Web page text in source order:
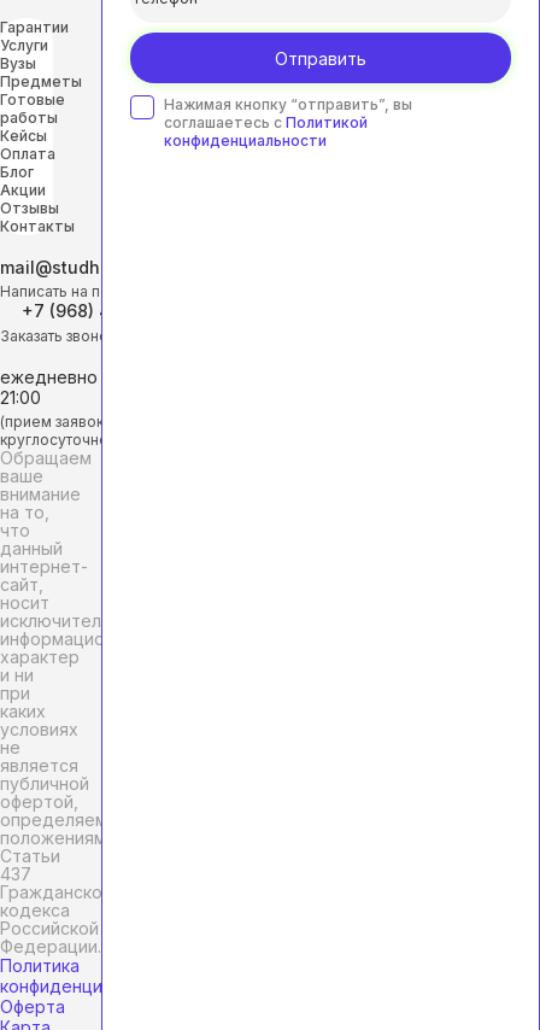
Гарантии
Услуги
Вузы
Предметы
Готовые
работы
Кейсы
Оплата
Блог
Акции
Отзывы
Контакты
mail@studhelp-online.ru
Написать на почту
+7 (968) 453-29-88
Заказать звонок
ежедневно с 9:00 до
21:00
(прием заявок
круглосуточно)
Обращаем
ваше
внимание
на то,
что
данный
интернет-
сайт,
носит
исключительно
информационный
характер
и ни
при
каких
условиях
не
является
публичной
офертой,
определяемой
положениями
Статьи
437
Гражданского
кодекса
Российской
Федерации.
Политика
конфиденциальности
Оферта
Отправить
Нажимая кнопку “отправить”, вы
соглашаетесь с Политикой
конфиденциальности